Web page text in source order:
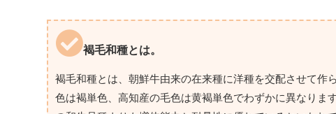
褐毛和種とは。
褐毛和種とは、朝鮮牛由来の在来種に洋種を交配させて
色は褐単色、高知産の毛色は黄褐単色でわずかに異なり